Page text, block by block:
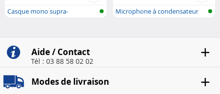
Casque mono supra-
Microphone à condensateur
Aide / Contact
Tél : 03 88 58 02 02
Modes de livraison